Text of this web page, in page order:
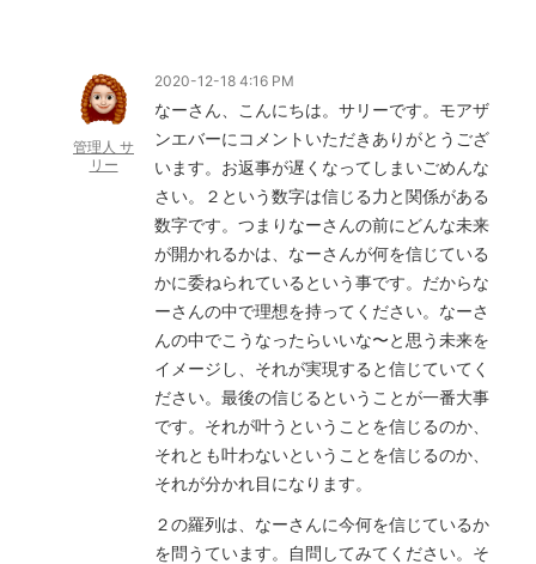
管理人 サ
リー
2020-12-18 4:16 PM
なーさん、こんにちは。サリーです。モアザ
ンエバーにコメントいただきありがとうござ
います。お返事が遅くなってしまいごめんな
さい。２という数字は信じる力と関係がある
数字です。つまりなーさんの前にどんな未来
が開かれるかは、なーさんが何を信じている
かに委ねられているという事です。だからな
ーさんの中で理想を持ってください。なーさ
んの中でこうなったらいいな〜と思う未来を
イメージし、それが実現すると信じていてく
ださい。最後の信じるということが一番大事
です。それが叶うということを信じるのか、
それとも叶わないということを信じるのか、
それが分かれ目になります。
２の羅列は、なーさんに今何を信じているか
を問うています。自問してみてください。そ